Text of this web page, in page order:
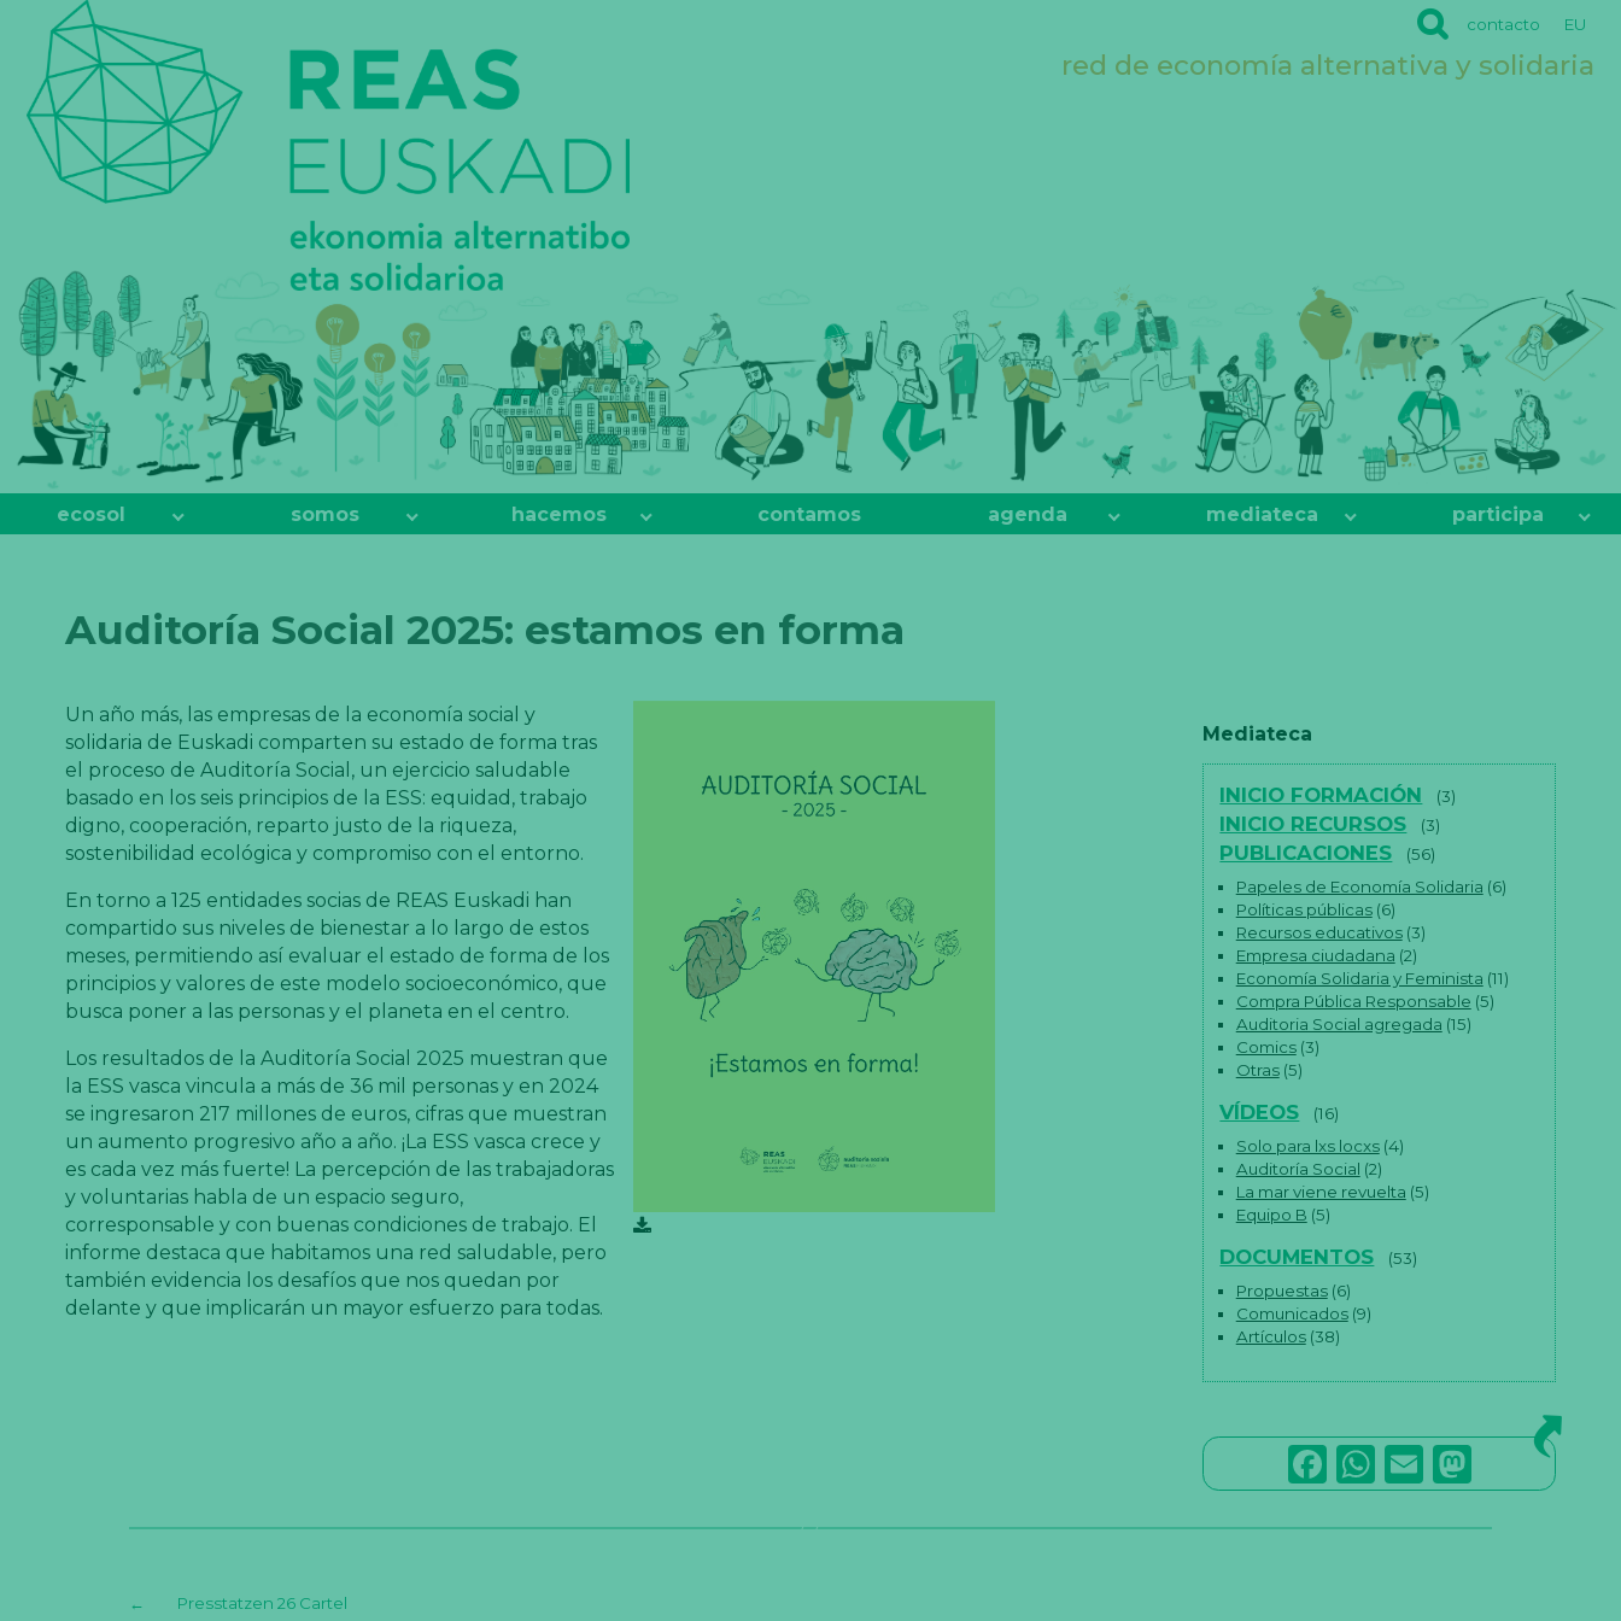
REAS
EUSKADI
contacto EU
red de economía alternativa y solidaria
ecosol somos hacemos contamos agenda mediateca participa
Auditoría Social 2025: estamos en forma
Un año más, las empresas de la economía social y
solidaria de Euskadi comparten su estado de forma tras
el proceso de Auditoría Social, un ejercicio saludable
basado en los seis principios de la ESS: equidad, trabajo
digno, cooperación, reparto justo de la riqueza,
sostenibilidad ecológica y compromiso con el entorno.
En torno a 125 entidades socias de REAS Euskadi han
compartido sus niveles de bienestar a lo largo de estos
meses, permitiendo así evaluar el estado de forma de los
principios y valores de este modelo socioeconómico, que
busca poner a las personas y el planeta en el centro.
Los resultados de la Auditoría Social 2025 muestran que
la ESS vasca vincula a más de 36 mil personas y en 2024
se ingresaron 217 millones de euros, cifras que muestran
un aumento progresivo año a año. ¡La ESS vasca crece y
es cada vez más fuerte! La percepción de las trabajadoras
y voluntarias habla de un espacio seguro,
corresponsable y con buenas condiciones de trabajo. El
informe destaca que habitamos una red saludable, pero
también evidencia los desafíos que nos quedan por
delante y que implicarán un mayor esfuerzo para todas.
Mediateca
INICIO FORMACIÓN (3)
INICIO RECURSOS (3)
PUBLICACIONES
(56)
Papeles de Economía Solidaria (6)
Políticas públicas(6)
Recursos educativos(3)
Empresa ciudadana (2)
Economía Solidaria y Feminista (11)
Compra Pública Responsable (5)
Auditoria Social agregada (15)
Comics(3)
Otras(5)
VÍDEOS
(16)
Solo para lxs locxs(4)
Auditoría Social (2)
La mar viene revuelta (5)
Equipo B (5)
DOCUMENTOS
(53)
Propuestas(6)
Comunicados(9)
Artículos(38)
F
a
c
W
h
a
E
m
ai
a
st
← Presstatzen 26 Cartel